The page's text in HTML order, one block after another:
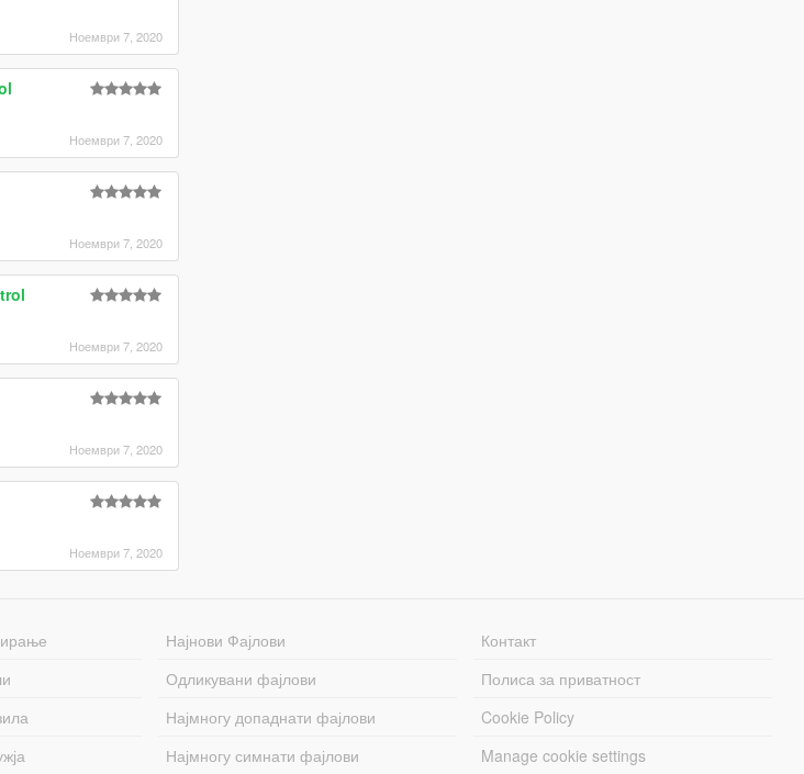
Ноември 7, 2020
Ноември 7, 2020
Ноември 7, 2020
Ноември 7, 2020
Ноември 7, 2020
Ноември 7, 2020
Најнови Фајлови
Одликувани фајлови
Најмногу допаднати фајлови
Најмногу симнати фајлови
Контакт
Полиса за приватност
Cookie Policy
Manage cookie settings